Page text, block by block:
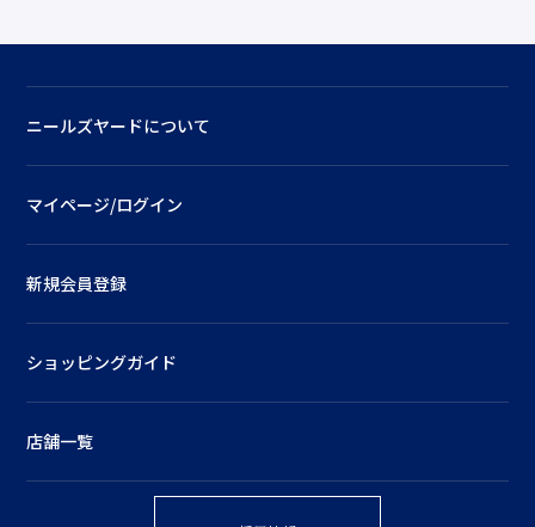
ニールズヤードについて
マイページ/ログイン
新規会員登録
ショッピングガイド
店舗一覧